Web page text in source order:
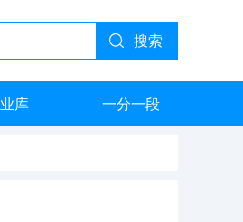
搜索
库 一分一段